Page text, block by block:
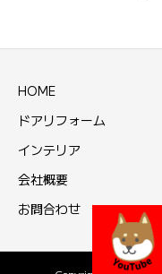
HOME
ドアリフォーム
インテリア
会社概要
お問合わせ